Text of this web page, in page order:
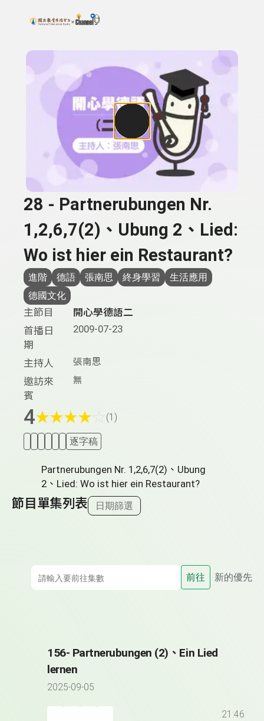
上方功能區塊
搜尋關鍵字：可輸入節目名稱、主持人或關鍵字
28 - Partnerubungen Nr.
1,2,6,7(2)、Ubung 2、Lied:
Wo ist hier ein Restaurant?
進階 德語 張南思 終身學習
生活應用
德國文化
主節目
開心學德語二
首播日
期
2009-07-23
主持人 張南思
邀訪來
賓
無
4★★★★ (1)
逐字稿
Partnerubungen Nr. 1,2,6,7(2)、Ubung
2、Lied: Wo ist hier ein Restaurant?
節目單集列表 日期篩選
前往 新的優先
156- Partnerubungen (2)、Ein Lied
lernen
2025-09-05
21:46